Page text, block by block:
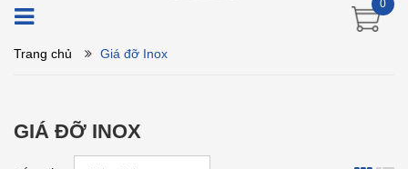
0
Trang chủ Giá đỡ Inox
GIÁ ĐỠ INOX